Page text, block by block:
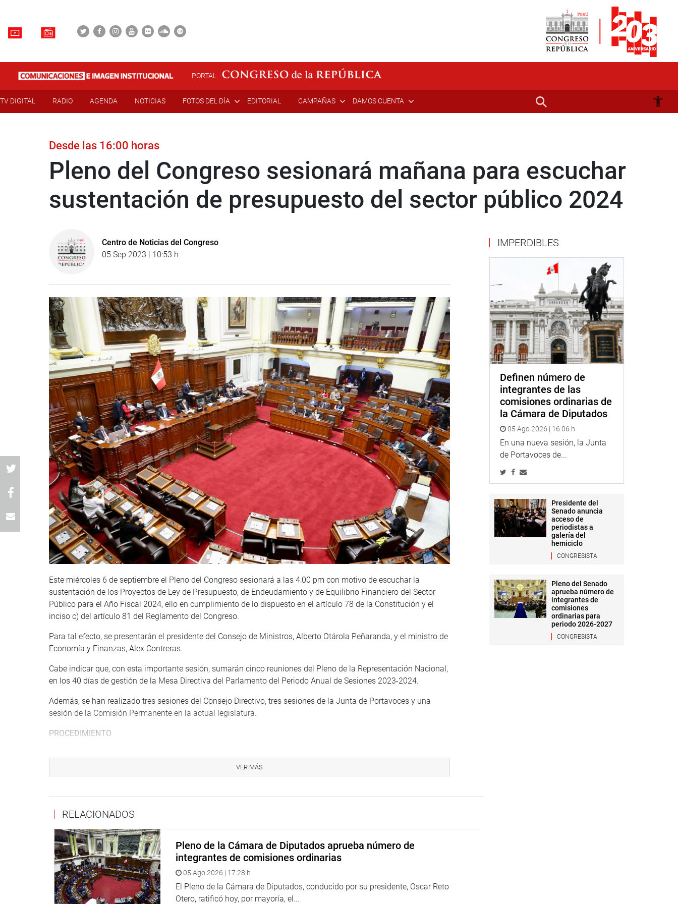
PORTAL
TV DIGITAL RADIO AGENDA NOTICIAS FOTOS DEL DÍA EDITORIAL CAMPAÑAS DAMOS CUENTA
Desde las 16:00 horas
Pleno del Congreso sesionará mañana para escuchar
sustentación de presupuesto del sector público 2024
Centro de Noticias del Congreso
05 Sep 2023 | 10:53 h
Este miércoles 6 de septiembre el Pleno del Congreso sesionará a las 4:00 pm con motivo de escuchar la
sustentación de los Proyectos de Ley de Presupuesto, de Endeudamiento y de Equilibrio Financiero del Sector
Público para el Año Fiscal 2024, ello en cumplimiento de lo dispuesto en el artículo 78 de la Constitución y el
inciso c) del artículo 81 del Reglamento del Congreso.
Para tal efecto, se presentarán el presidente del Consejo de Ministros, Alberto Otárola Peñaranda, y el ministro de
Economía y Finanzas, Alex Contreras.
Cabe indicar que, con esta importante sesión, sumarán cinco reuniones del Pleno de la Representación Nacional,
en los 40 días de gestión de la Mesa Directiva del Parlamento del Periodo Anual de Sesiones 2023-2024.
Además, se han realizado tres sesiones del Consejo Directivo, tres sesiones de la Junta de Portavoces y una
sesión de la Comisión Permanente en la actual legislatura.
PROCEDIMIENTO
minutos, y debe referirse fundamentalmente a las prioridades del gasto y las fuentes de financiamiento.
un periodo no mayor de 20 minutos cada uno”, añade el dispositivo reglamentario.
Además, precisa que, concluido el debate, los referidos proyectos de ley son publicados en el diario oficial El
Peruano y derivados a la Comisión de Presupuesto, la cual los analiza en sesiones públicas.
OFICINA DE COMUNICACIONES E IMAGEN INSTITUCIONAL
VER MÁS
RELACIONADOS
Pleno de la Cámara de Diputados aprueba número de
integrantes de comisiones ordinarias
05 Ago 2026 | 17:28 h
El Pleno de la Cámara de Diputados, conducido por su presidente, Oscar Reto
Otero, ratificó hoy, por mayoría, el...
IMPERDIBLES
Definen número de
integrantes de las
comisiones ordinarias de
la Cámara de Diputados
05 Ago 2026 | 16:06 h
En una nueva sesión, la Junta
de Portavoces de...
Presidente del
Senado anuncia
acceso de
periodistas a
galería del
hemiciclo
CONGRESISTA
Pleno del Senado
aprueba número de
integrantes de
comisiones
ordinarias para
periodo 2026-2027
CONGRESISTA